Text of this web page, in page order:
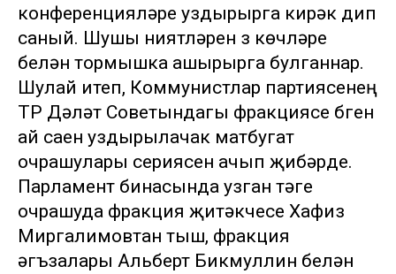
конференцияләре уздырырга кирәк дип
саный. Шушы ниятләрен үз көчләре
белән тормышка ашырырга булганнар.
Шулай итеп, Коммунистлар партиясенең
ТР Дәүләт Советындагы фракциясе бүген
ай саен уздырылачак матбугат
очрашулары сериясен ачып җибәрде.
Парламент бинасында узган тәүге
очрашуда фракция җитәкчесе Хафиз
Миргалимовтан тыш, фракция
әгъзалары Альберт Бикмуллин белән